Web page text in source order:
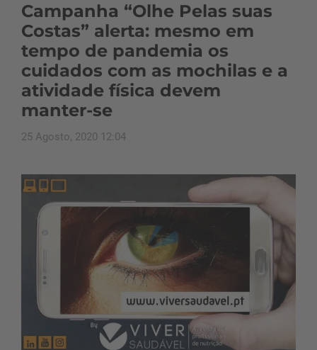
Campanha “Olhe Pelas suas
Costas” alerta: mesmo em
tempo de pandemia os
cuidados com as mochilas e a
atividade física devem
manter-se
25 Agosto, 2020 12:04